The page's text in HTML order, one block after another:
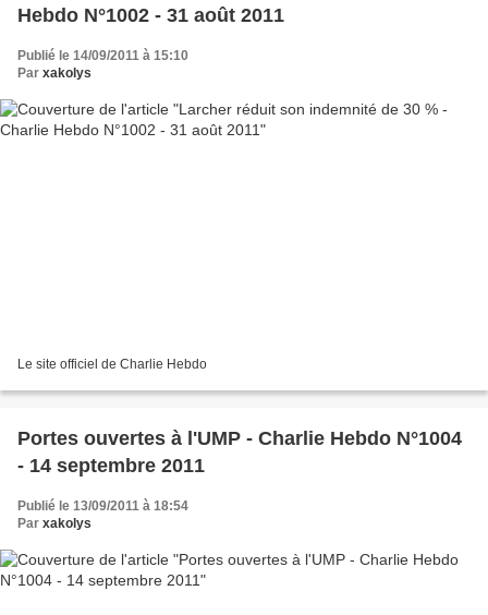
Hebdo N°1002 - 31 août 2011
Publié le 14/09/2011 à 15:10
Par xakolys
Le site officiel de Charlie Hebdo
Portes ouvertes à l'UMP - Charlie Hebdo N°1004
- 14 septembre 2011
Publié le 13/09/2011 à 18:54
Par xakolys